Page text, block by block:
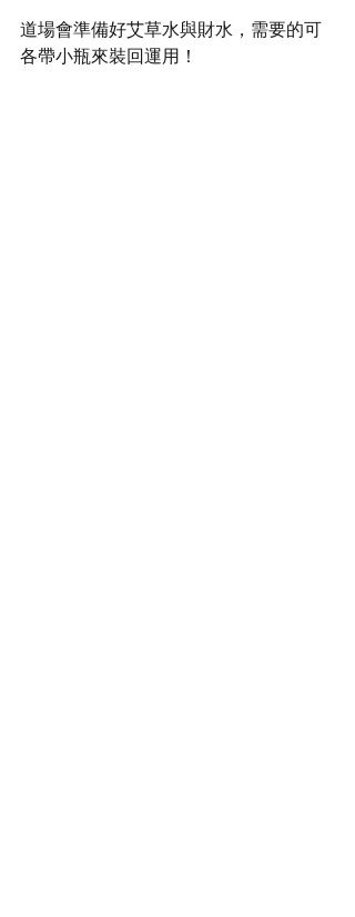
道場會準備好艾草水與財水，需要的可
各帶小瓶來裝回運用！